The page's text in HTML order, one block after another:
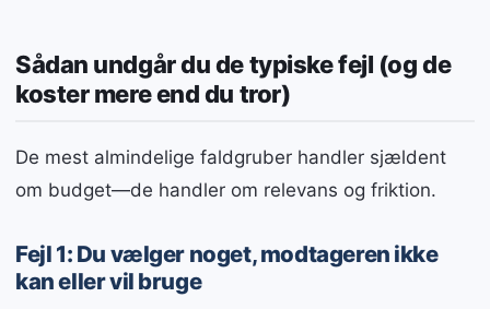
Sådan undgår du de typiske fejl (og de
koster mere end du tror)
De mest almindelige faldgruber handler sjældent
om budget—de handler om relevans og friktion.
Fejl 1: Du vælger noget, modtageren ikke
kan eller vil bruge